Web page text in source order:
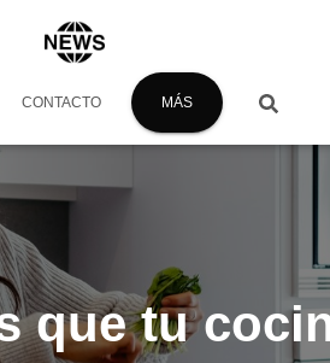
CONTACTO MÁS
que tu